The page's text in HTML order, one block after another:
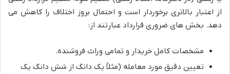
از اعتبار بالاتری برخوردار است و احتمال بروز اختلاف را کاهش می
دهد. بخش های ضروری قرارداد عبارتند از:
مشخصات کامل خریدار و تمامی وراث فروشنده.
تعیین دقیق مورد معامله (مثلاً یک دانگ از شش دانگ یک